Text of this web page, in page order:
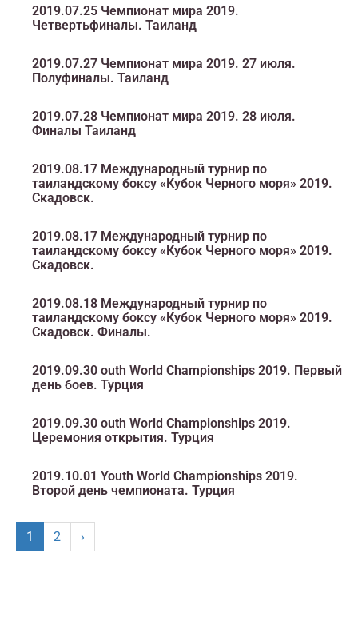
2019.07.25 Чемпионат мира 2019.
Четвертьфиналы. Таиланд
2019.07.27 Чемпионат мира 2019. 27 июля.
Полуфиналы. Таиланд
2019.07.28 Чемпионат мира 2019. 28 июля.
Финалы Таиланд
2019.08.17 Международный турнир по
таиландскому боксу «Кубок Черного моря» 2019.
Скадовск.
2019.08.17 Международный турнир по
таиландскому боксу «Кубок Черного моря» 2019.
Скадовск.
2019.08.18 Международный турнир по
таиландскому боксу «Кубок Черного моря» 2019.
Скадовск. Финалы.
2019.09.30 outh World Championships 2019. Первый
день боев. Турция
2019.09.30 outh World Championships 2019.
Церемония открытия. Турция
2019.10.01 Youth World Championships 2019.
Второй день чемпионата. Турция
1 2 ›